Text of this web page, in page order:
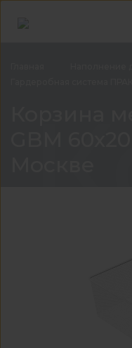
Корзина